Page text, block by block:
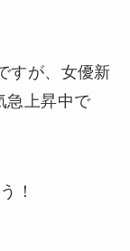
すが、女優新
急上昇中で
！